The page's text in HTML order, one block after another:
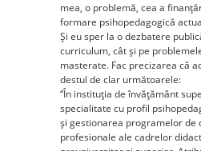
mea, o problemă, cea a
formare psihopedagogică
Şi eu sper la o dezbatere
curriculum, cât și pe
masterate. Fac precizarea că
destul de clar următoarele:
“În instituția de învățământ
specialitate cu profil
și gestionarea programelor de
profesionale ale cadrelor